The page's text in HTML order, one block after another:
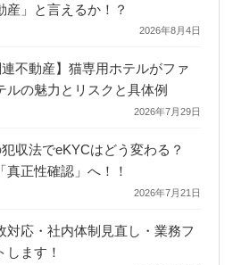
産」と言えるか！？
2026年8月4日
連不動産】猫専用ホテルがファ
ルの魅力とリスクと具体例
2026年7月29日
収法でeKYCはどう変わる？
真正性確認」へ！！
2026年7月21日
対応・社内体制見直し・業務フ
します！